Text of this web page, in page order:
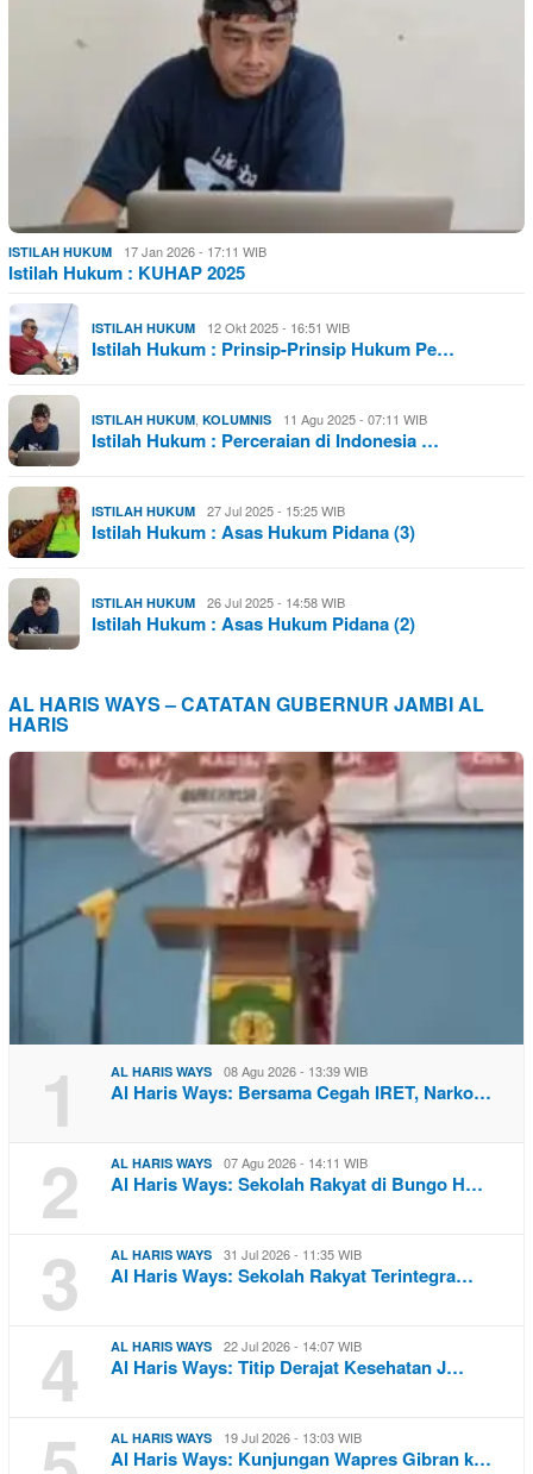
ISTILAH HUKUM 17 Jan 2026 - 17:11 WIB
Istilah Hukum : KUHAP 2025
ISTILAH HUKUM 12 Okt 2025 - 16:51 WIB
Istilah Hukum : Prinsip-Prinsip Hukum Pe…
ISTILAH HUKUM, KOLUMNIS 11 Agu 2025 - 07:11 WIB
Istilah Hukum : Perceraian di Indonesia …
ISTILAH HUKUM 27 Jul 2025 - 15:25 WIB
Istilah Hukum : Asas Hukum Pidana (3)
ISTILAH HUKUM 26 Jul 2025 - 14:58 WIB
Istilah Hukum : Asas Hukum Pidana (2)
AL HARIS WAYS – CATATAN GUBERNUR JAMBI AL
HARIS
1 AL HARIS WAYS 08 Agu 2026 - 13:39 WIB
Al Haris Ways: Bersama Cegah IRET, Narko…
2 AL HARIS WAYS 07 Agu 2026 - 14:11 WIB
Al Haris Ways: Sekolah Rakyat di Bungo H…
3 AL HARIS WAYS 31 Jul 2026 - 11:35 WIB
Al Haris Ways: Sekolah Rakyat Terintegra…
4 AL HARIS WAYS 22 Jul 2026 - 14:07 WIB
Al Haris Ways: Titip Derajat Kesehatan J…
AL HARIS WAYS 19 Jul 2026 - 13:03 WIB
Al Haris Ways: Kunjungan Wapres Gibran k…